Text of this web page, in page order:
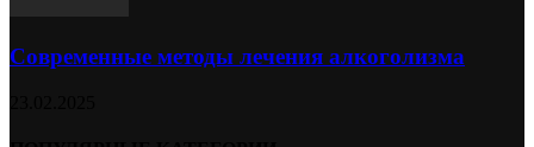
Современные методы лечения алкоголизма